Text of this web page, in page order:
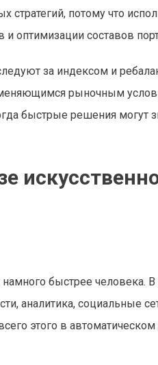
стратегий, потому что
оптимизации составов
за индексом и
рыночным
быстрые решения могут
быстрее человека.
аналитика, социальные
этого в